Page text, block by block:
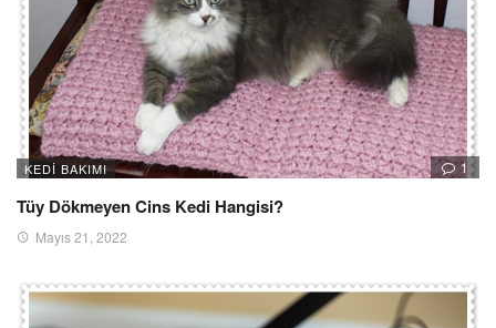
KEDI BAKIMI 1
Tüy Dökmeyen Cins Kedi Hangisi?
Mayıs 21, 2022